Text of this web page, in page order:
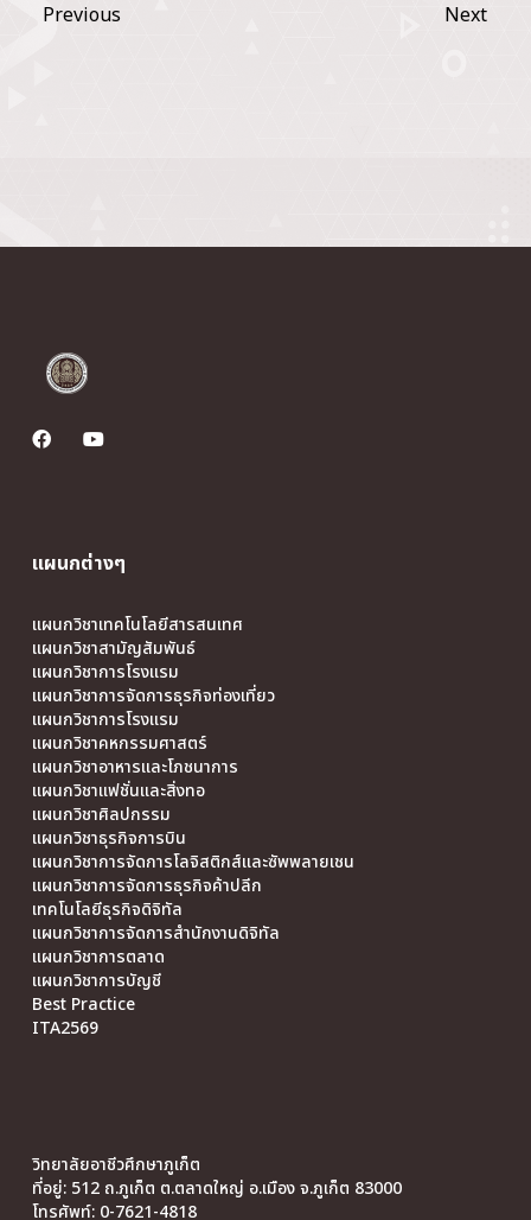
Previous Next
แผนกต่างๆ
แผนกวิชาเทคโนโลยีสารสนเทศ
แผนกวิชาสามัญสัมพันธ์
แผนกวิชาการโรงแรม
แผนกวิชาการจัดการธุรกิจท่องเที่ยว
แผนกวิชาการโรงแรม
แผนกวิชาคหกรรมศาสตร์
แผนกวิชาอาหารและโภชนาการ
แผนกวิชาแฟชั่นและสิ่งทอ
แผนกวิชาศิลปกรรม
แผนกวิชาธุรกิจการบิน
แผนกวิชาการจัดการโลจิสติกส์และซัพพลายเชน
แผนกวิชาการจัดการธุรกิจค้าปลีก
เทคโนโลยีธุรกิจดิจิทัล
แผนกวิชาการจัดการสำนักงานดิจิทัล
แผนกวิชาการตลาด
แผนกวิชาการบัญชี
Best Practice
ITA2569
วิทยาลัยอาชีวศึกษาภูเก็ต
ที่อยู่: 512 ถ.ภูเก็ต ต.ตลาดใหญ่ อ.เมือง จ.ภูเก็ต 83000
โทรศัพท์: 0-7621-4818